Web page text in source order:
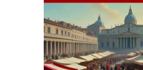
AGGIUNGI AL CARRELLO